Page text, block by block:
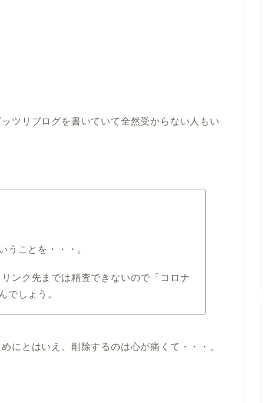
ツリブログを書いていて全然受からない人もい
うことを・・・。
ンク先までは精査できないので「コロナ
でしょう。
にとはいえ、削除するのは心が痛くて・・・。